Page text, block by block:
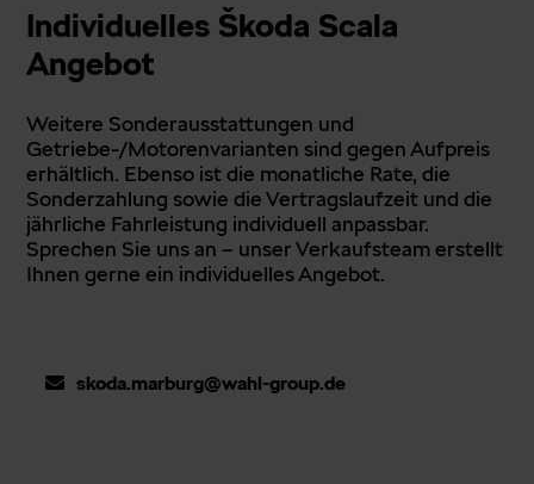
Individuelles Škoda Scala
Angebot
Weitere Sonderausstattungen und
Getriebe-/Motorenvarianten sind gegen Aufpreis
erhältlich. Ebenso ist die monatliche Rate, die
Sonderzahlung sowie die Vertragslaufzeit und die
jährliche Fahrleistung individuell anpassbar.
Sprechen Sie uns an – unser Verkaufsteam erstellt
Ihnen gerne ein individuelles Angebot.
skoda.marburg@wahl-group.de